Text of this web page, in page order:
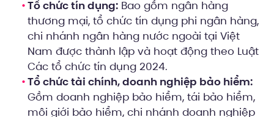
Tổ chức tín dụng: Bao gồm ngân hàng
thương mại, tổ chức tín dụng phi ngân hàng,
chi nhánh ngân hàng nước ngoài tại Việt
Nam được thành lập và hoạt động theo Luật
Các tổ chức tín dụng 2024.
Tổ chức tài chính, doanh nghiệp bảo hiểm:
Gồm doanh nghiệp bảo hiểm, tái bảo hiểm,
môi giới bảo hiểm, chi nhánh doanh nghiệp